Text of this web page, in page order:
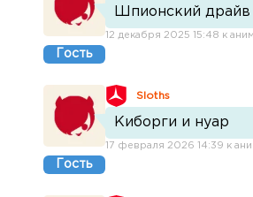
Гость
Шпионский драйв
12 декабря 2025 15:48 к
Гость
SIoths
Киборги и нуар
17 февраля 2026 14:39 к